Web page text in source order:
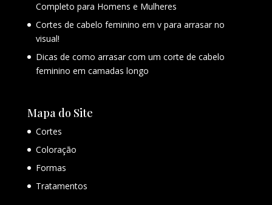
Completo para Homens e Mulheres
Cortes de cabelo feminino em v para arrasar no
visual!
Dicas de como arrasar com um corte de cabelo
feminino em camadas longo
Mapa do Site
Cortes
Coloração
Formas
Tratamentos